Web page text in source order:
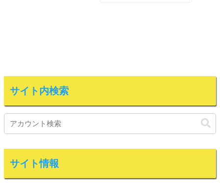
サイト内検索
サイト情報